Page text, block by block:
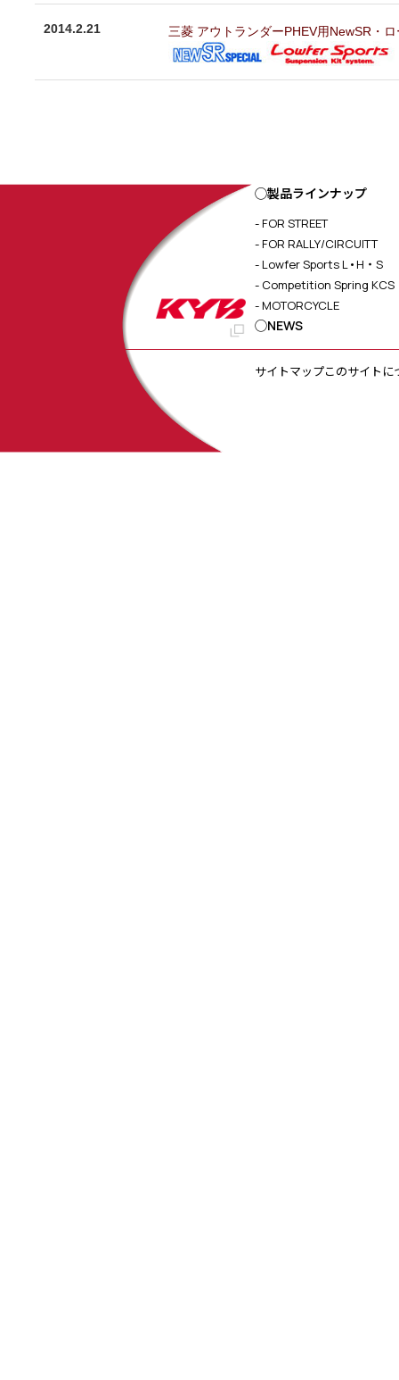
2014.2.21 三菱 アウトランダーPHEV用NewSR・
◯製品ラインナップ
- FOR STREET
- FOR RALLY/CIRCUITT
- Lowfer Sports L•H・S
- Competition Spring KCS
- MOTORCYCLE
◯NEWS
サイトマップこのサイトに